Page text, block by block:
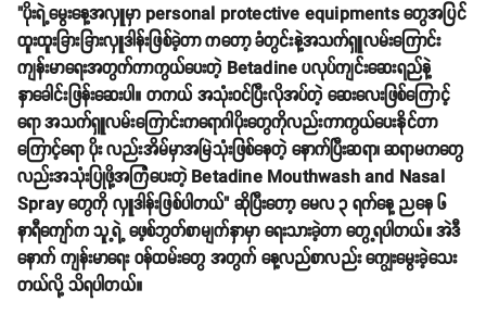
"ပိုးရဲ့မွေးနေ့အလှူမှာ personal protective equipments တွေအပြင်
ထူးထူးခြားခြားလှူဒါန်းဖြစ်ခဲ့တာ ကတော့ ခံတွင်းနဲ့အသက်ရှူလမ်းကြောင်း
ကျန်းမာရေးအတွက်ကာကွယ်ပေးတဲ့ Betadine ပလုပ်ကျင်းဆေးရည်နဲ့
နှာခေါင်းဖြန်းဆေးပါ။ တကယ် အသုံးဝင်ပြီးလိုအပ်တဲ့ ဆေးလေးဖြစ်ကြောင့်
ရော အသက်ရှူလမ်းကြောင်းကရောဂါပိုးတွေကိုလည်းကာကွယ်ပေးနိုင်တာ
ကြောင့်ရော ပိုး လည်းအိမ်မှာအမြဲသုံးဖြစ်နေတဲ့ နောက်ပြီးဆရာ၊ ဆရာမကတွေ
လည်းအသုံးပြုဖို့အကြံပေးတဲ့ Betadine Mouthwash and Nasal
Spray တွေကို လှူဒါန်းဖြစ်ပါတယ်" ဆိုပြီးတော့ မေလ ၃ ရက်နေ့ ညနေ ၆
နာရီကျော်က သူ့ရဲ့ ဖေ့စ်ဘွတ်စာမျက်နှာမှာ ရေးသားခဲ့တာ တွေ့ရပါတယ်။ အဲဒီ
နောက် ကျန်းမာရေး ဝန်ထမ်းတွေ အတွက် နေ့လည်စာလည်း ကျွေးမွေးခဲ့သေး
တယ်လို့ သိရပါတယ်။